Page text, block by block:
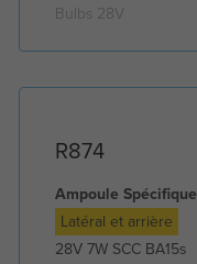
Bulbs 28V
R874
Ampoule Spécifique
Latéral et arrière
28V 7W SCC BA15s